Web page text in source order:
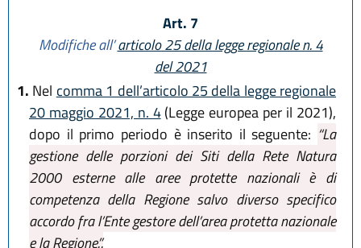
Art. 7
Modifiche all’articolo 25 della legge regionale n. 4
del 2021
1. Nel comma 1 dell’articolo 25 della legge regionale
20 maggio 2021, n. 4(Legge europea per il 2021),
dopo il primo periodo è inserito il seguente: “La
gestione delle porzioni dei Siti della Rete Natura
2000 esterne alle aree protette nazionali è di
competenza della Regione salvo diverso specifico
accordo fra l’Ente gestore dell’area protetta nazionale
e la Regione.”.